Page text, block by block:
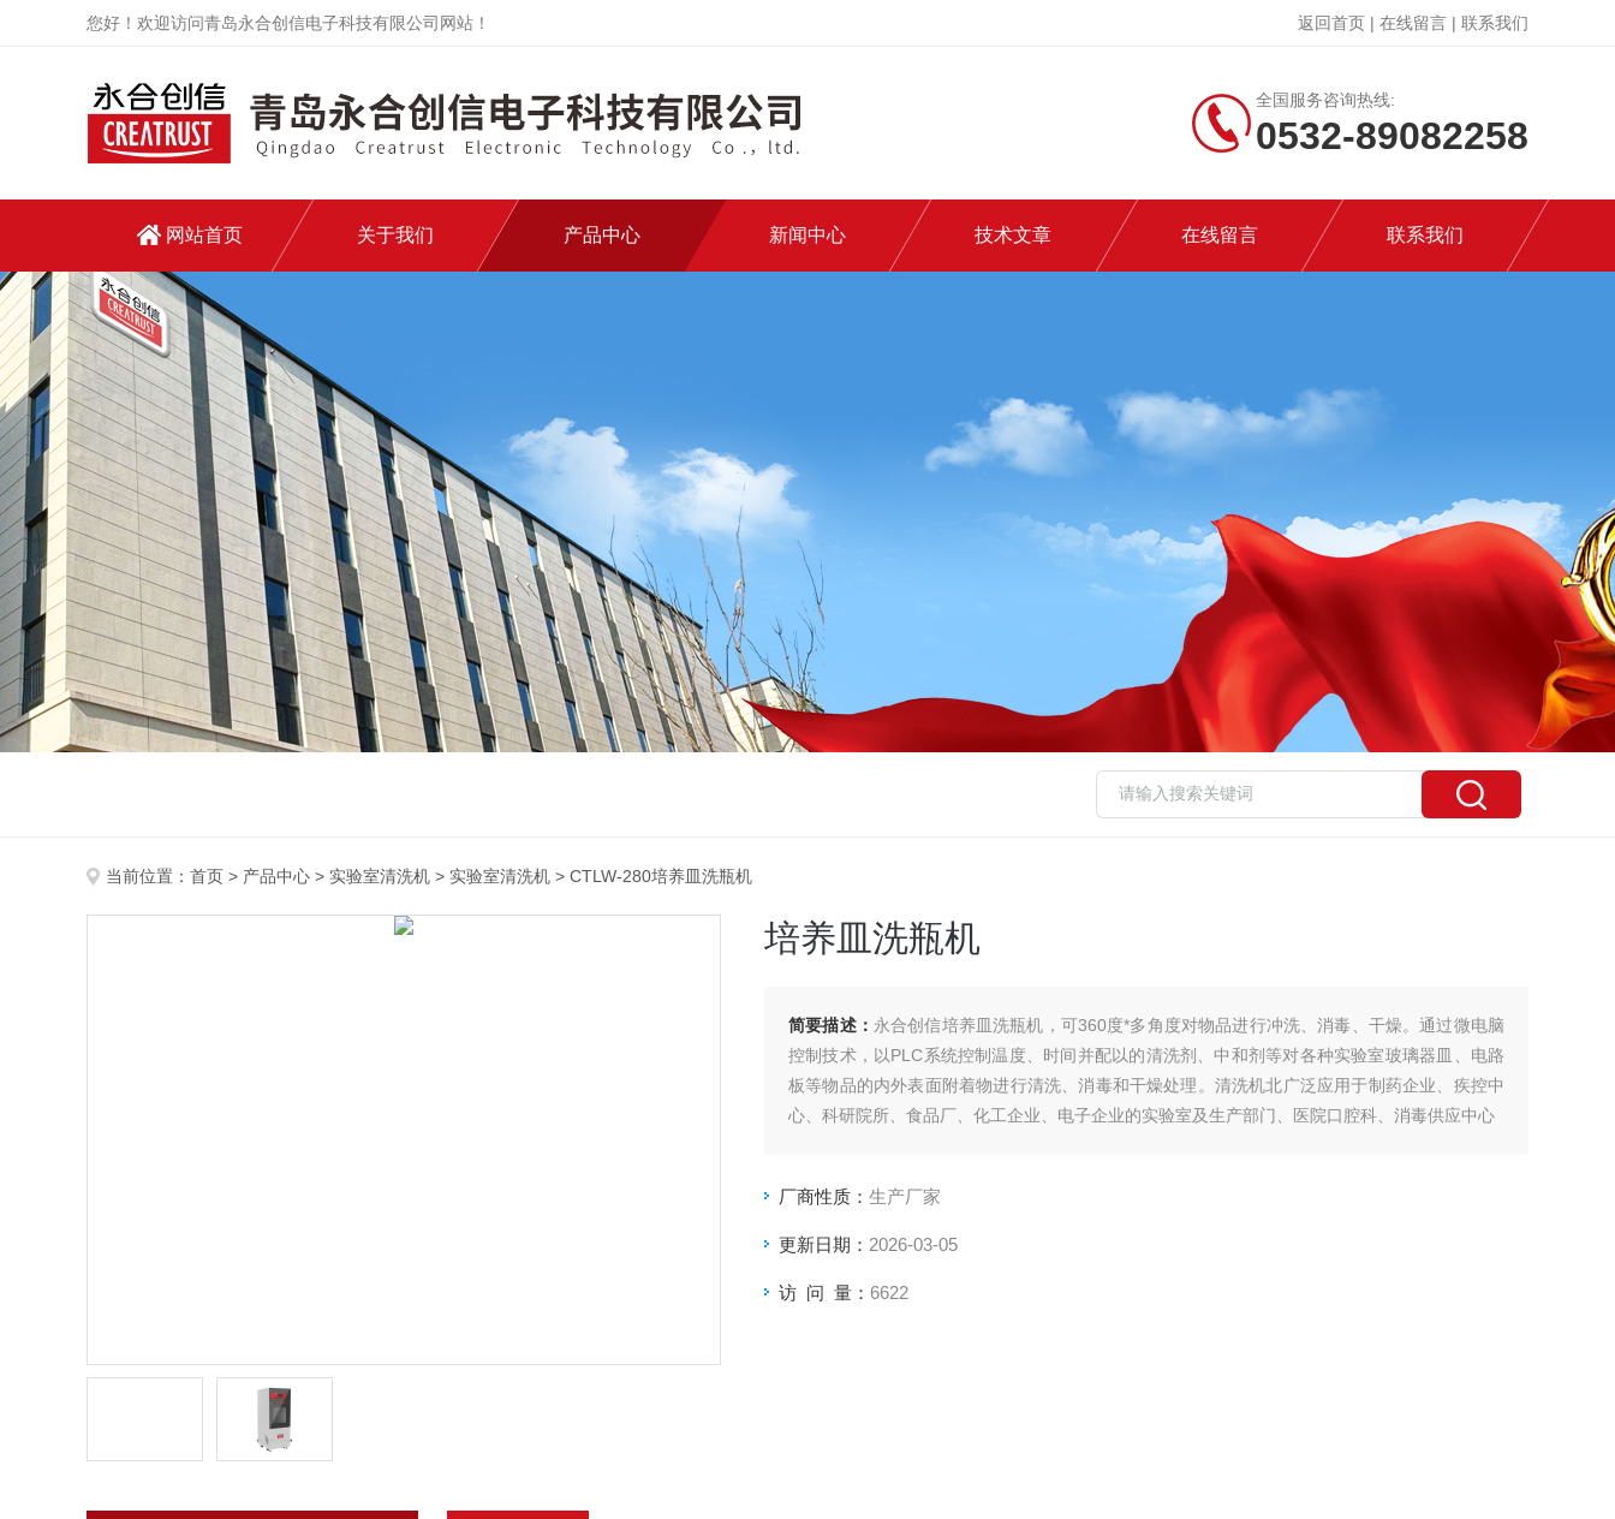
您好！欢迎访问青岛永合创信电子科技有限公司网站！ 返回首页 | 在线留言 | 联系我们
全国服务咨询热线:
0532-89082258
网站首页 关于我们 产品中心 新闻中心 技术文章 在线留言 联系我们
当前位置： 首页 > 产品中心 > 实验室清洗机 > 实验室清洗机 > CTLW-280培养皿洗瓶机
培养皿洗瓶机
简要描述： 永合创信培养皿洗瓶机，可360度*多角度对物品进行冲洗、消毒、干燥。通过微电脑
控制技术，以PLC系统控制温度、时间并配以的清洗剂、中和剂等对各种实验室玻璃器皿、电路
板等物品的内外表面附着物进行清洗、消毒和干燥处理。清洗机北广泛应用于制药企业、疾控中
心、科研院所、食品厂、化工企业、电子企业的实验室及生产部门、医院口腔科、消毒供应中心
厂商性质： 生产厂家
更新日期： 2026-03-05
访 问 量： 6622